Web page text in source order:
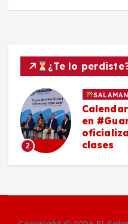
¿Te lo
2
en
clases